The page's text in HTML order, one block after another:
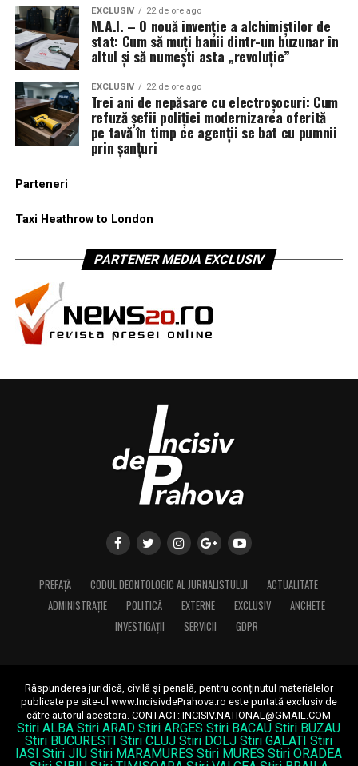
EXCLUSIV 22 de ore ago
M.A.I. – O nouă invenție a alchimiștilor de
stat: Cum să muți banii dintr-un buzunar în
altul și să numești asta „revoluție”
EXCLUSIV 22 de ore ago
Trei ani de nepăsare cu electroșocuri: Cum
refuză șefii poliției modernizarea oferită
pe tavă în timp ce agenții se bat cu pumnii
prin șanțuri
Parteneri
Taxi Heathrow to London
PARTENER MEDIA EXCLUSIV
PREFAȚĂ CODUL DEONTOLOGIC AL JURNALISTULUI
ACTUALITATE
ADMINISTRAȚIE
POLITICĂ EXTERNE EXCLUSIV
ANCHETE
INVESTIGAȚII
SERVICII GDPR
Răspunderea juridică, civilă și penală, pentru conținutul materialelor
publicate pe site-ul www.IncisivdePrahova.ro este purtată exclusiv de
către autorul acestora.CONTACT: INCISIV.NATIONAL@GMAIL.COM
Stiri ALBA Stiri ARAD Stiri ARGES Stiri BACAU Stiri BUZAU
Stiri BUCURESTI Stiri CLUJ Stiri DOLJ Stiri GALATI Stiri
IASI Stiri JIU Stiri MARAMURES Stiri MURES Stiri ORADEA